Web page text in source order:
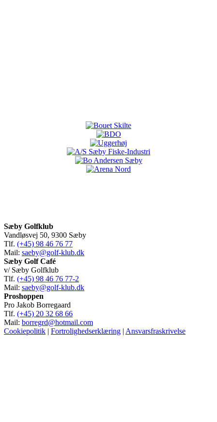
Sæby Golfklub
Vandløsvej 50, 9300 Sæby
Tlf. (+45) 98 46 76 77
Mail: saeby@golf-klub.dk
Sæby Golf Café
v/ Sæby Golfklub
Tlf. (+45) 98 46 76 77-2
Mail: saeby@golf-klub.dk
Proshoppen
Pro Jakob Borregaard
Tlf. (+45) 20 32 68 66
Mail: borregrd@hotmail.com
Cookiepolitik | Fortrolighedserklæring | Ansvarsfraskrivelse